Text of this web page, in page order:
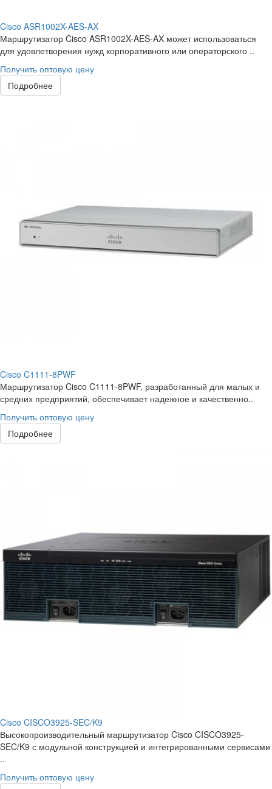
Cisco ASR1002X-AES-AX
Маршрутизатор Cisco ASR1002X-AES-AX может использоваться
для удовлетворения нужд корпоративного или операторского ..
Получить оптовую цену
Подробнее
Cisco C1111-8PWF
Маршрутизатор Cisco C1111-8PWF, разработанный для малых и
средних предприятий, обеспечивает надежное и качественно..
Получить оптовую цену
Подробнее
Cisco CISCO3925-SEC/K9
Высокопроизводительный маршрутизатор Cisco CISCO3925-
SEC/K9 с модульной конструкцией и интегрированными сервисами
..
Получить оптовую цену